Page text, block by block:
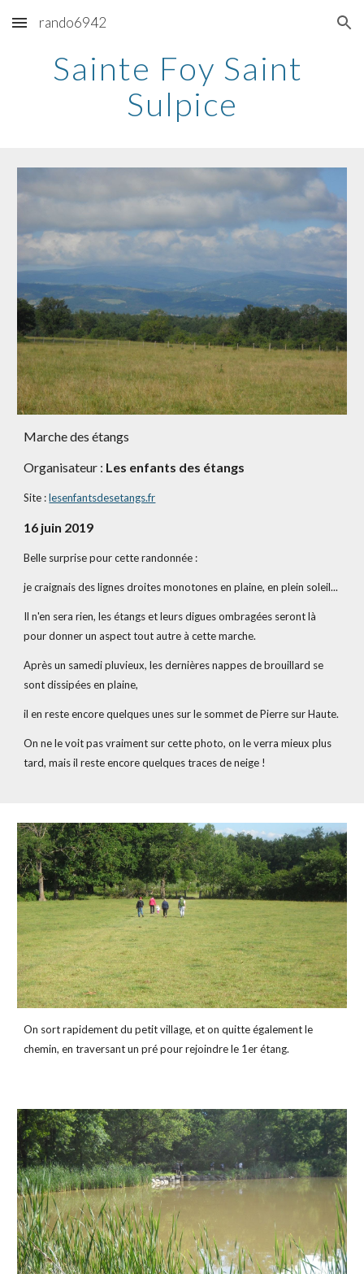
Skip to main content Skip to navigation
rando6942
Sainte Foy Saint
Sulpice
Marche des étangs
Organisateur : Les enfants des étangs
Site : lesenfantsdesetangs.fr
16 juin 2019
Belle surprise pour cette randonnée :
je craignais des lignes droites monotones en plaine, en plein soleil...
Il n'en sera rien, les étangs et leurs digues ombragées seront là
pour donner un aspect tout autre à cette marche.
Après un samedi pluvieux, les dernières nappes de brouillard se
sont dissipées en plaine,
il en reste encore quelques unes sur le sommet de Pierre sur Haute.
On ne le voit pas vraiment sur cette photo, on le verra mieux plus
tard, mais il reste encore quelques traces de neige !
On sort rapidement du petit village, et on quitte également le
chemin, en traversant un pré pour rejoindre le 1er étang.